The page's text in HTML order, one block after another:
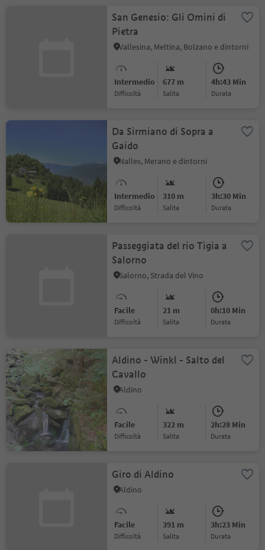
San Genesio: Gli Omini di
Pietra
Vallesina, Meltina, Bolzano e dintorni
Intermedio
Difficoltà
677 m
Salita
4h:43 Min
durata
Da Sirmiano di Sopra a
Gaido
Nalles, Merano e dintorni
Intermedio
Difficoltà
310 m
Salita
3h:30 Min
durata
Passeggiata del rio Tigia a
Salorno
Salorno, Strada del Vino
Facile
Difficoltà
21 m
Salita
0h:10 Min
durata
Aldino - Winkl - Salto del
Cavallo
Aldino
Facile
Difficoltà
322 m
Salita
2h:28 Min
durata
Giro di Aldino
Aldino
Facile
Difficoltà
391 m
Salita
3h:23 Min
durata